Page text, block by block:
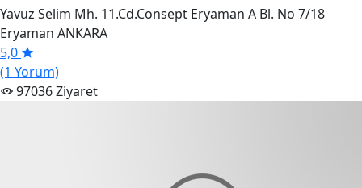
Yavuz Selim Mh. 11.Cd.Consept Eryaman A Bl. No 7/18
Eryaman ANKARA
5,0
(1 Yorum)
97036 Ziyaret